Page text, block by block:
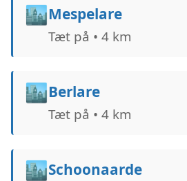
🏙️Mespelare
Tæt på • 4 km
🏙️Berlare
Tæt på • 4 km
🏙️Schoonaarde